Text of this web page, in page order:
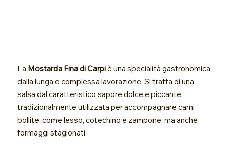
La Mostarda Fina di Carpiè una specialità gastronomica
dalla lunga e complessa lavorazione. Si tratta di una
salsa dal caratteristico sapore dolce e piccante,
tradizionalmente utilizzata per accompagnare carni
bollite, come lesso, cotechino e zampone, ma anche
formaggi stagionati.